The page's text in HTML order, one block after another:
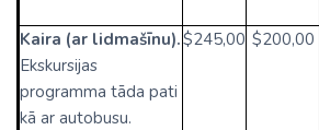
Kaira (ar lidmašīnu).
Ekskursijas
programma tāda pati
kā ar autobusu.
$245,00 $200,00